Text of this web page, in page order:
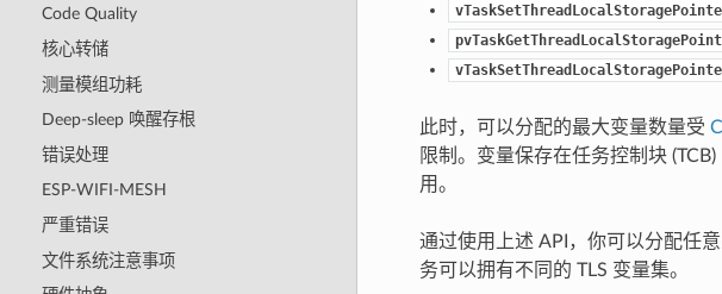
Code Quality
核心转储
测量模组功耗
Deep-sleep 唤醒存根
错误处理
ESP-WIFI-MESH
严重错误
文件系统注意事项
此时，可以分配的最大变量数量受
限制。变量保存在任务控制块
用。
通过使用上述 API，你可以分配任
务可以拥有不同的 TLS 变量集。